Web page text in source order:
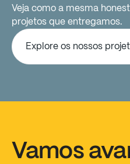
Veja como a mesma
projetos que entregamos.
Explore os nossos
Vamos